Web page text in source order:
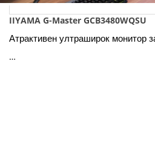
IIYAMA G-Master GCB3480WQSU
Атрактивен ултраширок монитор
…